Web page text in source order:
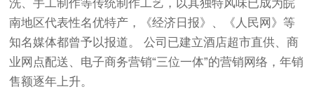
洗、手工制作等传统制作工艺，以其独特风味已成为皖
南地区代表性名优特产，《经济日报》、《人民网》等
知名媒体都曾予以报道。 公司已建立酒店超市直供、商
业网点配送、电子商务营销“三位一体”的营销网络，年销
售额逐年上升。